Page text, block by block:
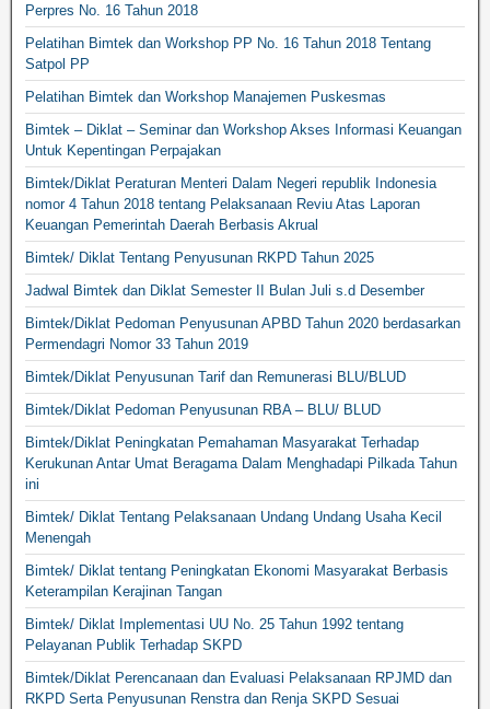
Perpres No. 16 Tahun 2018
Pelatihan Bimtek dan Workshop PP No. 16 Tahun 2018 Tentang
Satpol PP
Pelatihan Bimtek dan Workshop Manajemen Puskesmas
Bimtek – Diklat – Seminar dan Workshop Akses Informasi Keuangan
Untuk Kepentingan Perpajakan
Bimtek/Diklat Peraturan Menteri Dalam Negeri republik Indonesia
nomor 4 Tahun 2018 tentang Pelaksanaan Reviu Atas Laporan
Keuangan Pemerintah Daerah Berbasis Akrual
Bimtek/ Diklat Tentang Penyusunan RKPD Tahun 2025
Jadwal Bimtek dan Diklat Semester II Bulan Juli s.d Desember
Bimtek/Diklat Pedoman Penyusunan APBD Tahun 2020 berdasarkan
Permendagri Nomor 33 Tahun 2019
Bimtek/Diklat Penyusunan Tarif dan Remunerasi BLU/BLUD
Bimtek/Diklat Pedoman Penyusunan RBA – BLU/ BLUD
Bimtek/Diklat Peningkatan Pemahaman Masyarakat Terhadap
Kerukunan Antar Umat Beragama Dalam Menghadapi Pilkada Tahun
ini
Bimtek/ Diklat Tentang Pelaksanaan Undang Undang Usaha Kecil
Menengah
Bimtek/ Diklat tentang Peningkatan Ekonomi Masyarakat Berbasis
Keterampilan Kerajinan Tangan
Bimtek/ Diklat Implementasi UU No. 25 Tahun 1992 tentang
Pelayanan Publik Terhadap SKPD
Bimtek/Diklat Perencanaan dan Evaluasi Pelaksanaan RPJMD dan
RKPD Serta Penyusunan Renstra dan Renja SKPD Sesuai